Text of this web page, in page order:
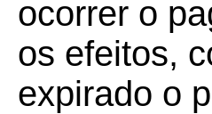
ocorrer o
os efeitos,
expirado o